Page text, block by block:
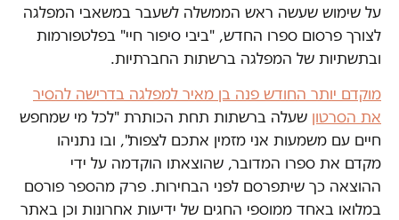
על שימוש שעשה ראש הממשלה לשעבר במשאבי המפלגה
לצורך פרסום ספרו החדש, "ביבי סיפור חיי" בפלטפורמות
ובתשתיות של המפלגה ברשתות החברתיות.
מוקדם יותר החודש פנה בן מאיר למפלגה בדרישה להסיר
את הסרטון שעלה ברשתות תחת הכותרת "לכל מי שמחפש
חיים עם משמעות אני מזמין אתכם לצפות", ובו נתניהו
מקדם את ספרו המדובר, שהוצאתו הוקדמה על ידי
ההוצאה כך שיתפרסם לפני הבחירות. פרק מהספר פורסם
במלואו באחד ממוספי החגים של ידיעות אחרונות וכן באתר